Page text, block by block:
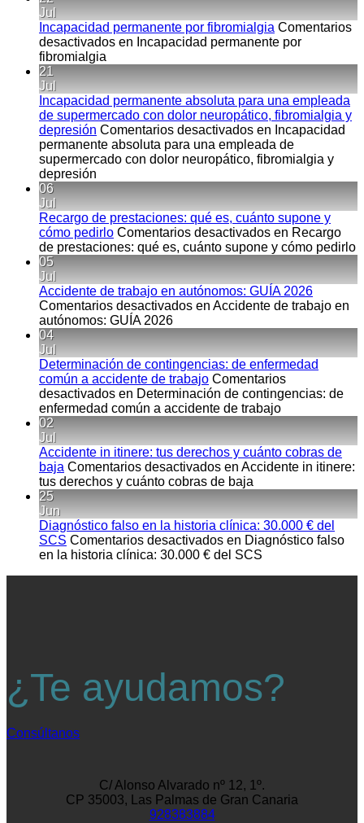
Jul
Incapacidad permanente por fibromialgia Comentarios
desactivados en Incapacidad permanente por
fibromialgia
21
Jul
Incapacidad permanente absoluta para una empleada
de supermercado con dolor neuropático, fibromialgia y
depresión Comentarios desactivados en Incapacidad
permanente absoluta para una empleada de
supermercado con dolor neuropático, fibromialgia y
depresión
06
Jul
Recargo de prestaciones: qué es, cuánto supone y
cómo pedirlo Comentarios desactivados en Recargo
de prestaciones: qué es, cuánto supone y cómo pedirlo
05
Jul
Accidente de trabajo en autónomos: GUÍA 2026
Comentarios desactivados en Accidente de trabajo en
autónomos: GUÍA 2026
04
Jul
Determinación de contingencias: de enfermedad
común a accidente de trabajo Comentarios
desactivados en Determinación de contingencias: de
enfermedad común a accidente de trabajo
02
Jul
Accidente in itinere: tus derechos y cuánto cobras de
baja Comentarios desactivados en Accidente in itinere:
tus derechos y cuánto cobras de baja
25
Jun
Diagnóstico falso en la historia clínica: 30.000 € del
SCS Comentarios desactivados en Diagnóstico falso
en la historia clínica: 30.000 € del SCS
¿Te ayudamos?
Consúltanos
C/ Alonso Alvarado nº 12, 1º.
CP 35003, Las Palmas de Gran Canaria
928383884